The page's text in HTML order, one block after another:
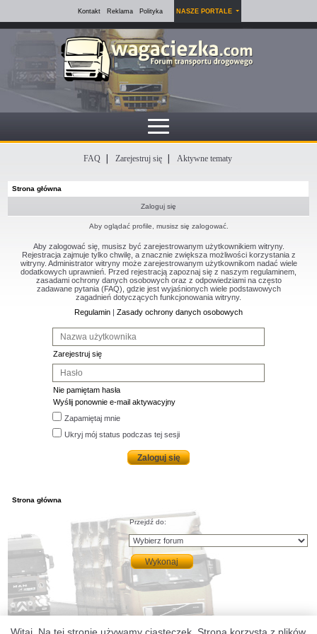
Kontakt Reklama Polityka NASZE PORTALE
FAQ Zarejestruj się Aktywne tematy
Strona główna
Zaloguj się
Aby oglądać profile, musisz się zalogować.
Aby zalogować się, musisz być zarejestrowanym użytkownikiem witryny.
Rejestracja zajmuje tylko chwilę, a znacznie zwiększa możliwości korzystania z
witryny. Administrator witryny może zarejestrowanym użytkownikom nadać wiele
dodatkowych uprawnień. Przed rejestracją zapoznaj się z naszym regulaminem,
zasadami ochrony danych osobowych oraz z odpowiedziami na często
zadawane pytania (FAQ), gdzie jest wyjaśnionych wiele podstawowych
zagadnień dotyczących funkcjonowania witryny.
Regulamin | Zasady ochrony danych osobowych
Zarejestruj się
Nie pamiętam hasła
Wyślij ponownie e-mail aktywacyjny
Zapamiętaj mnie
Ukryj mój status podczas tej sesji
Strona główna
Przejdź do: